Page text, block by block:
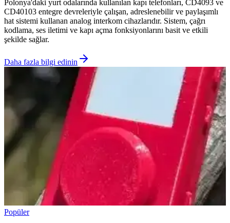
Polonya'daki yurt odalarında kullanılan kapı telefonları, CD4093 ve
CD40103 entegre devreleriyle çalışan, adreslenebilir ve paylaşımlı
hat sistemi kullanan analog interkom cihazlarıdır. Sistem, çağrı
kodlama, ses iletimi ve kapı açma fonksiyonlarını basit ve etkili
şekilde sağlar.
Daha fazla bilgi edinin
Popüler